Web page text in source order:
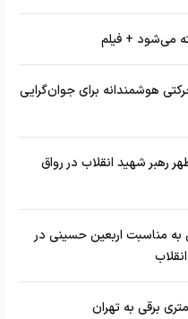
می‌شود + فیلم
هوشمندانه برای جوان‌گرایی
رهبر شهید انقلاب در رواق
مناسبت اربعین حسینی در